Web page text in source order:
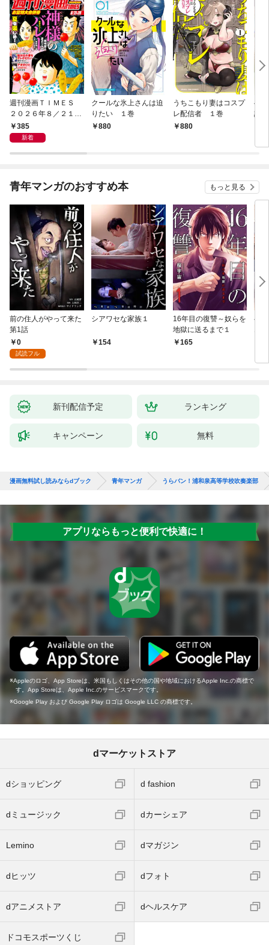
週刊漫画ＴＩＭＥＳ
２０２６年８／２１・
２８合併号
385
新着
クールな氷上さんは迫
りたい １巻
880
うちこもり妻はコスプ
レ配信者 １巻
880
へ
話
青年マンガのおすすめ本 もっと見る
前の住人がやって来た
第1話
0
試読フル
シアワセな家族１
154
16年目の復讐～奴らを
地獄に送るまで１
165
ベ
新刊配信予定 ランキング
キャンペーン 無料
漫画無料試し読みならdブック 青年マンガ うらバン！浦和泉高等学校吹奏楽部
アプリならもっと便利で快適に！
Appleのロゴ、App Storeは、米国もしくはその他の国や地域におけるApple Inc.の商標で
す。App Storeは、Apple Inc.のサービスマークです。
Google Play および Google Play ロゴは Google LLC の商標です。
dマーケットストア
dショッピング d fashion
dミュージック dカーシェア
Lemino dマガジン
dヒッツ dフォト
dアニメストア dヘルスケア
ドコモスポーツくじ